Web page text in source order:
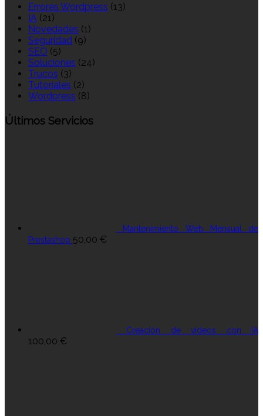
Errores Wordpress (13)
IA (21)
Novedades (1)
Seguridad (9)
SEO (5)
Soluciones (24)
Trucos (3)
Tutoriales (2)
Wordpress (8)
Últimos Servicios
Mantenimiento Web Mensual de
Prestashop 50,00 €
Creación de vídeos con IA
100,00 €